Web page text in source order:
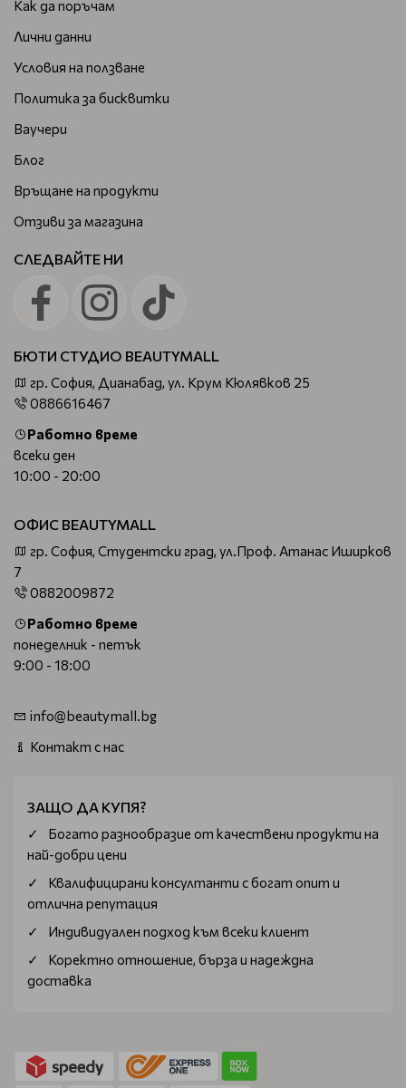
Как да поръчам
Лични данни
Условия на ползване
Политика за бисквитки
Ваучери
Блог
Връщане на продукти
Отзиви за магазина
СЛЕДВАЙТЕ НИ
БЮТИ СТУДИО BEAUTYMALL
гр. София, Дианабад, ул. Крум Кюлявков 25
0886616467
Работно време
всеки ден
10:00 - 20:00
ОФИС BEAUTYMALL
гр. София, Студентски град, ул.Проф. Атанас Иширков
7
0882009872
Работно време
понеделник - петък
9:00 - 18:00
info@beautymall.bg
Контакт с нас
ЗАЩО ДА КУПЯ?
Богатo разнообразие от качествени продукти на
най-добри цени
Квалифицирани консултанти с богат опит и
отлична репутация
Индивидуален подход към всеки клиент
Коректно отношение, бърза и надеждна
доставка